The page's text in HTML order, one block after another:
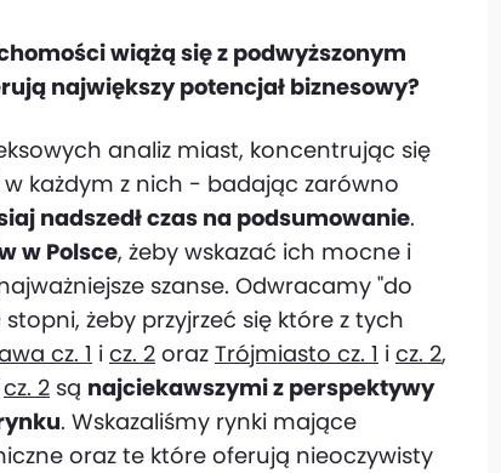
wiążą się z podwyższonym
największy potencjał biznesowy?
analiz miast, koncentrując się
każdym z nich - badając zarówno
nadszedł czas na podsumowanie.
w Polsce, żeby wskazać ich mocne i
szanse. Odwracamy "do
żeby przyjrzeć się które z tych
cz. 1 i cz. 2 oraz Trójmiasto cz. 1 i cz. 2,
cz. 2 są najciekawszymi z perspektywy
. Wskazaliśmy rynki mające
oraz te które oferują nieoczywisty